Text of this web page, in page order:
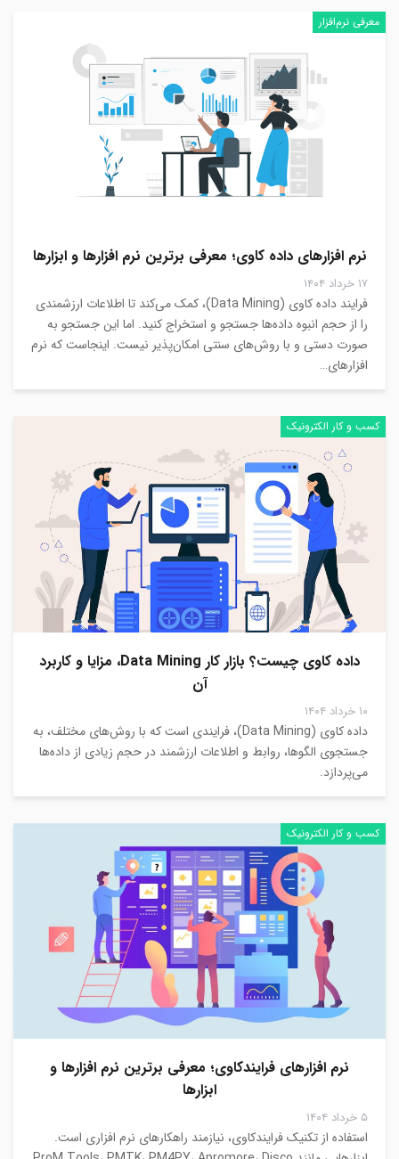
معرفی نرم‌افزار
نرم افزارهای داده کاوی؛ معرفی برترین نرم افزارها و ابزارها
۱۷ خرداد ۱۴۰۴
فرایند داده کاوی (Data Mining)، کمک می‌کند تا اطلاعات ارزشمندی
را از حجم انبوه داده‌ها جستجو و استخراج کنید. اما این جستجو به
صورت دستی و با روش‌های سنتی امکان‌پذیر نیست. اینجاست که نرم‌
افزارهای…
کسب و کار الکترونیک
داده کاوی چیست؟ بازار کار Data Mining، مزایا و کاربرد
آن
۱۰ خرداد ۱۴۰۴
داده کاوی (Data Mining)، فرایندی است که با روش‌های مختلف، به
جستجوی الگوها، روابط و اطلاعات ارزشمند در حجم زیادی از داده‌ها
می‌پردازد.
کسب و کار الکترونیک
نرم افزارهای فرایندکاوی؛ معرفی برترین نرم افزارها و
ابزارها
۵ خرداد ۱۴۰۴
استفاده از تکنیک فرایندکاوی، نیازمند راهکارهای نرم افزاری است.